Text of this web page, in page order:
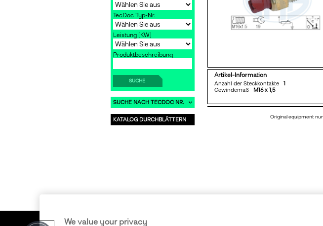
TecDoc Typ-Nr.
Leistung [KW]
Produktbeschreibung
SUCHE
SUCHE NACH TECDOC NR.
KATALOG DURCHBLÄTTERN
Artikel-Information
Anzahl der Steckkontakte 1
Gewindemaß M16 x 1,5
Original equipment
Copyright © 2011-2026 ERA S.r.l. • Alle Rechte vorbehalten
We value your privacy